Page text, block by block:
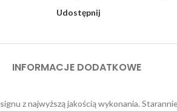
Udostępnij
INFORMACJE DODATKOWE
z najwyższą jakością wykonania.